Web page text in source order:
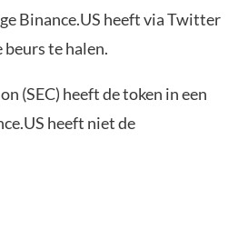
Binance.US heeft via Twitter
beurs te halen.
(SEC) heeft de token in een
heeft niet de